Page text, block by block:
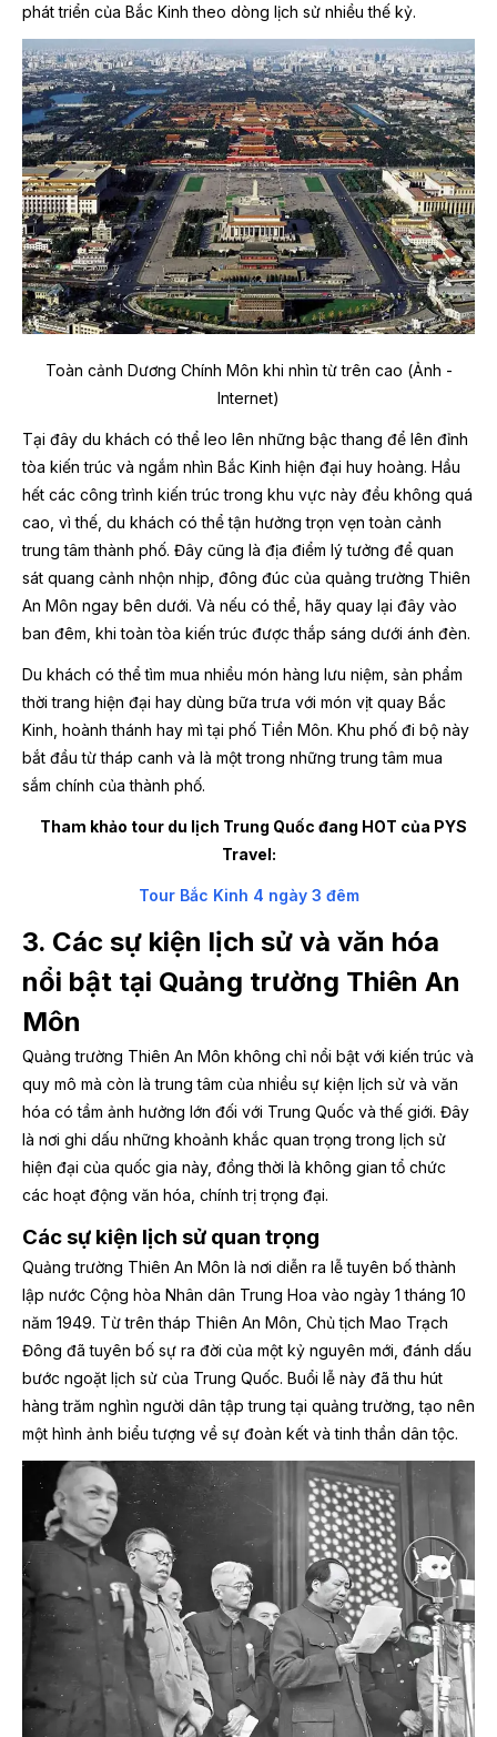
phát triển của Bắc Kinh theo dòng lịch sử nhiều thế kỷ.
Toàn cảnh Dương Chính Môn khi nhìn từ trên cao (Ảnh -
Internet)
Tại đây du khách có thể leo lên những bậc thang để lên đỉnh
tòa kiến trúc và ngắm nhìn Bắc Kinh hiện đại huy hoàng. Hầu
hết các công trình kiến trúc trong khu vực này đều không quá
cao, vì thế, du khách có thể tận hưởng trọn vẹn toàn cảnh
trung tâm thành phố. Đây cũng là địa điểm lý tưởng để quan
sát quang cảnh nhộn nhịp, đông đúc của quảng trường Thiên
An Môn ngay bên dưới. Và nếu có thể, hãy quay lại đây vào
ban đêm, khi toàn tòa kiến trúc được thắp sáng dưới ánh đèn.
Du khách có thể tìm mua nhiều món hàng lưu niệm, sản phẩm
thời trang hiện đại hay dùng bữa trưa với món vịt quay Bắc
Kinh, hoành thánh hay mì tại phố Tiền Môn. Khu phố đi bộ này
bắt đầu từ tháp canh và là một trong những trung tâm mua
sắm chính của thành phố.
Tham khảo tour du lịch Trung Quốc đang HOT của PYS
Travel:
Tour Bắc Kinh 4 ngày 3 đêm
3. Các sự kiện lịch sử và văn hóa
nổi bật tại Quảng trường Thiên An
Môn
Quảng trường Thiên An Môn không chỉ nổi bật với kiến trúc và
quy mô mà còn là trung tâm của nhiều sự kiện lịch sử và văn
hóa có tầm ảnh hưởng lớn đối với Trung Quốc và thế giới. Đây
là nơi ghi dấu những khoảnh khắc quan trọng trong lịch sử
hiện đại của quốc gia này, đồng thời là không gian tổ chức
các hoạt động văn hóa, chính trị trọng đại.
Các sự kiện lịch sử quan trọng
Quảng trường Thiên An Môn là nơi diễn ra lễ tuyên bố thành
lập nước Cộng hòa Nhân dân Trung Hoa vào ngày 1 tháng 10
năm 1949. Từ trên tháp Thiên An Môn, Chủ tịch Mao Trạch
Đông đã tuyên bố sự ra đời của một kỷ nguyên mới, đánh dấu
bước ngoặt lịch sử của Trung Quốc. Buổi lễ này đã thu hút
hàng trăm nghìn người dân tập trung tại quảng trường, tạo nên
một hình ảnh biểu tượng về sự đoàn kết và tinh thần dân tộc.